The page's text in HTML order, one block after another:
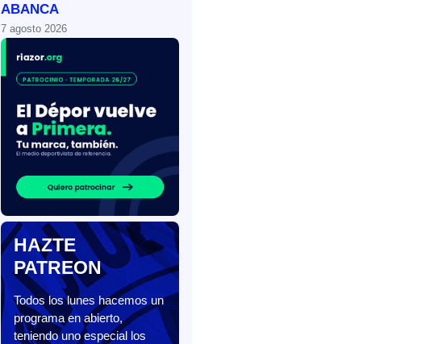
ABANCA
7 agosto 2026
HAZTE
PATREON
Todos los lunes hacemos un
programa en abierto,
teniendo uno especial los